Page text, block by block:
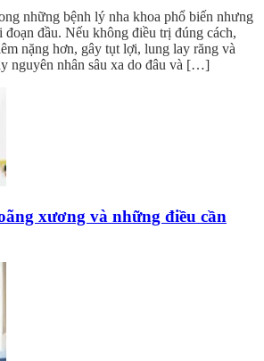
những bệnh lý nha khoa phổ biến nhưng
đầu. Nếu không điều trị đúng cách,
nặng hơn, gây tụt lợi, lung lay răng và
nguyên nhân sâu xa do đâu và […]
xương và những điều cần